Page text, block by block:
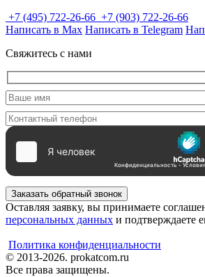
+7 (495) 722-26-66 +7 (903) 722-26-66
Написать в Max Написать в Telegram
Свяжитесь с нами
Заказать обратный звонок
Оставляя заявку, вы принимаете
персональных данных и подтверждаете
Политика конфиденциальности
© 2013-2026. prokatcom.ru
Все права защищены.